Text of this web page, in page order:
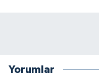
Yorumlar